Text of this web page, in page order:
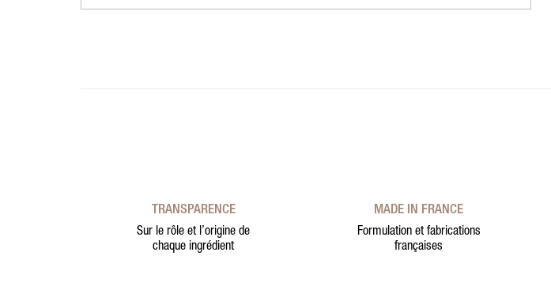
TRANSPARENCE
Sur le rôle et l’origine de
chaque ingrédient
MADE IN FRANCE
Formulation et fabrications
françaises